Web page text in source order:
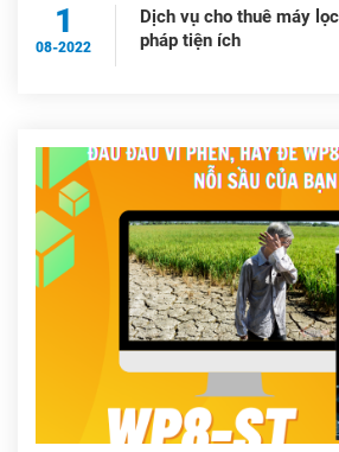
1
08-2022
Dịch vụ cho thuê máy
pháp tiện ích